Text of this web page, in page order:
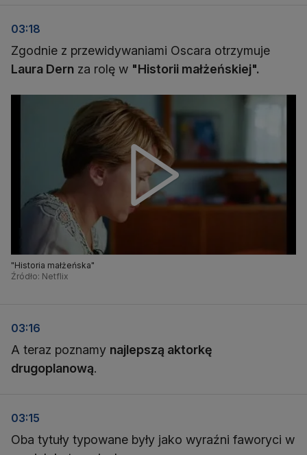
03:18
Zgodnie z przewidywaniami Oscara otrzymuje
Laura Dern za rolę w "Historii małżeńskiej".
"Historia małżeńska"
Źródło: Netflix
03:16
A teraz poznamy najlepszą aktorkę
drugoplanową.
03:15
Oba tytuły typowane były jako wyraźni faworyci w